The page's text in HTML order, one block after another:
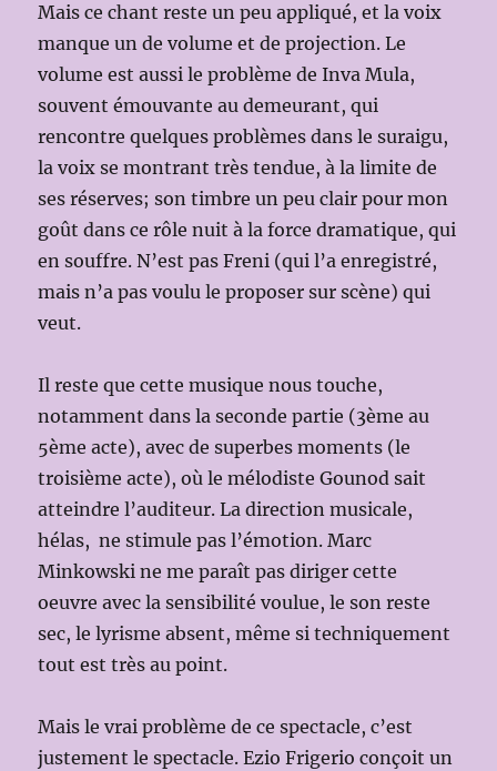
Mais ce chant reste un peu appliqué, et la voix
manque un de volume et de projection. Le
volume est aussi le problème de Inva Mula,
souvent émouvante au demeurant, qui
rencontre quelques problèmes dans le suraigu,
la voix se montrant très tendue, à la limite de
ses réserves; son timbre un peu clair pour mon
goût dans ce rôle nuit à la force dramatique, qui
en souffre. N’est pas Freni (qui l’a enregistré,
mais n’a pas voulu le proposer sur scène) qui
veut.
Il reste que cette musique nous touche,
notamment dans la seconde partie (3ème au
5ème acte), avec de superbes moments (le
troisième acte), où le mélodiste Gounod sait
atteindre l’auditeur. La direction musicale,
hélas, ne stimule pas l’émotion. Marc
Minkowski ne me paraît pas diriger cette
oeuvre avec la sensibilité voulue, le son reste
sec, le lyrisme absent, même si techniquement
tout est très au point.
Mais le vrai problème de ce spectacle, c’est
justement le spectacle. Ezio Frigerio conçoit un